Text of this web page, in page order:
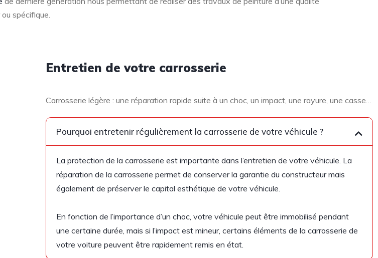
spécifique.
Entretien de votre carrosserie
Carrosserie légère : une réparation rapide suite à un choc, un impact, une rayure, une casse…
Pourquoi entretenir régulièrement la carrosserie de votre véhicule ?
La protection de la carrosserie est importante dans l’entretien de votre véhicule. La
réparation de la carrosserie permet de conserver la garantie du constructeur mais
également de préserver le capital esthétique de votre véhicule.
En fonction de l’importance d’un choc, votre véhicule peut être immobilisé pendant
une certaine durée, mais si l’impact est mineur, certains éléments de la carrosserie de
votre voiture peuvent être rapidement remis en état.